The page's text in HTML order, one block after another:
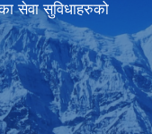
सेवा सुविधाहरुको